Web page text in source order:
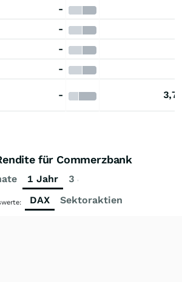
-
-
-
-
-
für Commerzbank
1 Jahr 3 Jahre
DAX Sektoraktien